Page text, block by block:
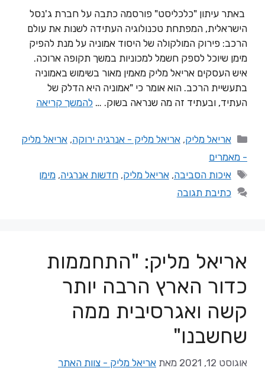
באתר עיתון "כלכליסט" פורסמה כתבה על חברת ג'נסל
הישראלית, המפתחת טכנולוגיה העתידה לשנות את עולם
הרכב: פירוק המולקולה של היסוד אמוניה על מנת להפיק
מימן שיוכל לספק חשמל למכוניות במשך תקופה ארוכה.
איש העסקים אריאל מליק מאמין מאור בשימוש באמוניה
בתעשיית הרכב. הוא אומר כי "אמוניה היא הדלק של
העתיד, ובעתיד זה מה שנראה בשוק. … להמשך קריאה
אריאל מליק,אריאל מליק - אנרגיה ירוקה,אריאל מליק
- מאמרים
איכות הסביבה,אריאל מליק,חדשות אנרגיה,מימן
כתיבת תגובה
אריאל מליק: "התחממות
כדור הארץ הרבה יותר
קשה ואגרסיבית ממה
שחשבנו"
אוגוסט 12, 2021 מאת אריאל מליק - צוות האתר